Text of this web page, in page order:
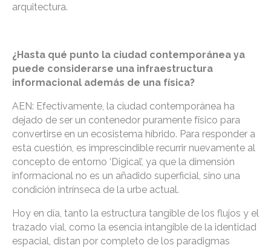
arquitectura.
¿Hasta qué punto la ciudad contemporánea ya
puede considerarse una infraestructura
informacional además de una física?
AEN: Efectivamente, la ciudad contemporánea ha
dejado de ser un contenedor puramente físico para
convertirse en un ecosistema híbrido. Para responder a
esta cuestión, es imprescindible recurrir nuevamente al
concepto de entorno ‘Digical’, ya que la dimensión
informacional no es un añadido superficial, sino una
condición intrínseca de la urbe actual.
Hoy en día, tanto la estructura tangible de los flujos y el
trazado vial, como la esencia intangible de la identidad
espacial, distan por completo de los paradigmas